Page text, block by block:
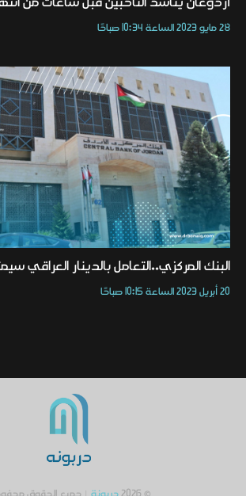
28 مايو 2023 الساعة 10:34 صباحًا
البنك المركزي..التعامل بالدينار العراقي
20 أبريل 2023 الساعة 10:15 صباحًا